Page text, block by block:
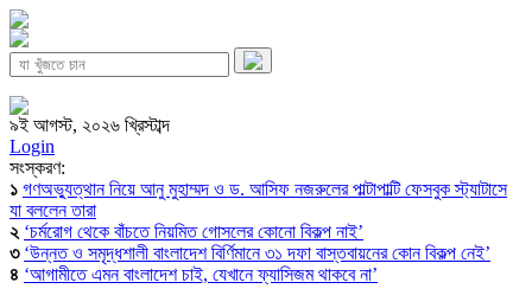
৯ই আগস্ট, ২০২৬ খ্রিস্টাব্দ
Login
সংস্করণ:
১ গণঅভ্যুত্থান নিয়ে আনু মুহাম্মদ ও ড. আসিফ নজরুলের পাল্টাপাল্টি ফেসবুক স্ট্যাটাসে
যা বললেন তারা
২ ‘চর্মরোগ থেকে বাঁচতে নিয়মিত গোসলের কোনো বিকল্প নাই’
৩ ‘উন্নত ও সমৃদ্ধশালী বাংলাদেশ বির্ণিমানে ৩১ দফা বাস্তবায়নের কোন বিকল্প নেই’
৪ ‘আগামীতে এমন বাংলাদেশ চাই, যেখানে ফ্যাসিজম থাকবে না’